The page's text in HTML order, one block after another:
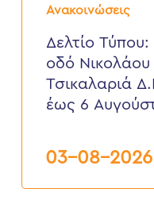
Ανακοινώσεις
Τύπου:
νερού
στην
Νικολάου
Πλαστήρα,
περιοχή
Σούδας,
έως
Δελτίο
οδό
Τσικαλαριά
έως 6
03-08-2026